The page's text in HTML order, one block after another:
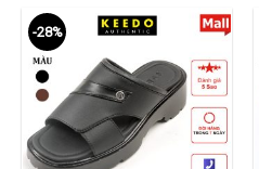
-28%